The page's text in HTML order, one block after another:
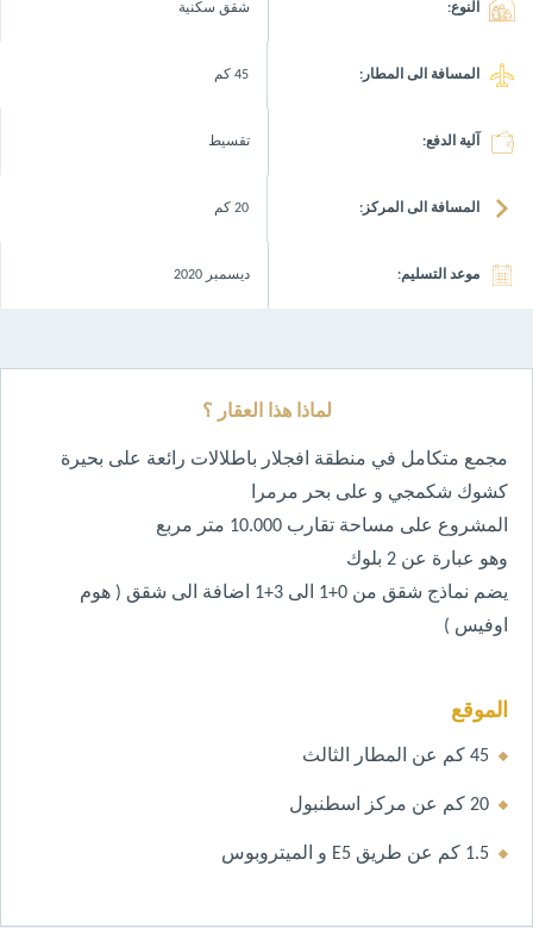
النوع: شقق سكنية
المسافة الى المطار: 45 كم
آلية الدفع: تقسيط
المسافة الى المركز: 20 كم
موعد التسليم: ديسمبر 2020
لماذا هذا العقار ؟
مجمع متكامل في منطقة افجلار باطلالات رائعة على بحيرة
كشوك شكمجي و على بحر مرمرا
المشروع على مساحة تقارب 10.000 متر مربع
وهو عبارة عن 2 بلوك
يضم نماذج شقق من 0+1 الى 3+1 اضافة الى شقق ( هوم
اوفيس )
الموقع
45 كم عن المطار الثالث
20 كم عن مركز اسطنبول
1.5 كم عن طريق E5 و الميتروبوس